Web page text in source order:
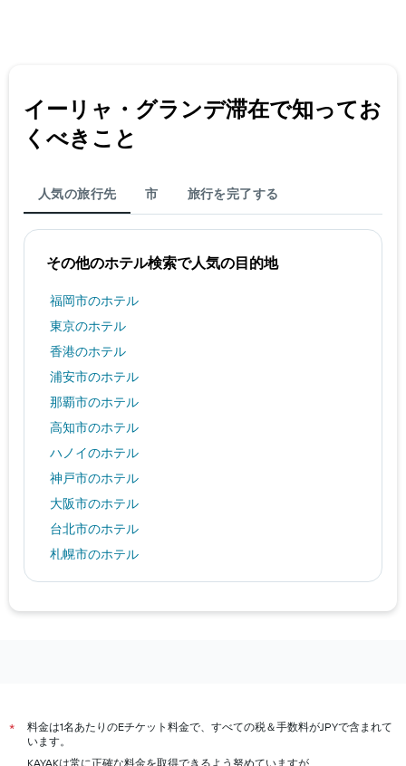
イーリャ・グランデ​滞在で知ってお
くべきこと
人気の旅行先 市 旅行を完了する
その他のホテル検索で人気の目的地
福岡市のホテル
東京のホテル
香港のホテル
浦安市のホテル
那覇市のホテル
高知市のホテル
ハノイのホテル
神戸市のホテル
大阪市のホテル
台北市のホテル
札幌市のホテル
鳥取市のホテル
いわき市のホテル
京都市のホテル
*
料金は1名あたりのEチケット料金で、すべての税＆手数料がJPYで含まれて
います。
KAYAKは常に正確な料金を取得できるよう努めていますが、